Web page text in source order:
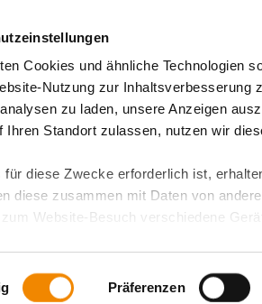
Cookies und ähnliche Technologien
Nutzung zur Inhaltsverbesserung
zu laden, unsere Anzeigen
Ihren Standort zulassen, nutzen wir
für diese Zwecke erforderlich ist,
diese zusammen mit Daten von
zum Website-Besuch verschiedene
Risiken für Ihre Daten führen kann.
Präferenzen
uns
Standorte & Angebote